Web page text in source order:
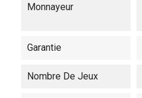
Monnayeur
Garantie
Nombre De Jeux